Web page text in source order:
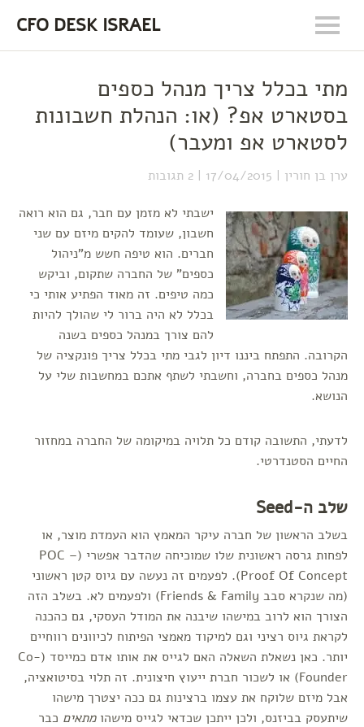
CFO DESK ISRAEL
מתי בכלל צריך מנהל כספים
בסטארט אפ? (או: הנהלת חשבונות
לסטארט אפ ומעבר)
ערן בן חורין 17/04/2015 2 תגובות
ישבתי לא מזמן עם חבר, גם הוא רואה
חשבון, שעומד להקים מיזם עם שני
חברים. הוא טיפה חשש מ"ניהול
כספים" של החברה שתקום, וביקש
כמה טיפים. זה מאוד הפתיע אותי כי
בכלל לא היה ברור לי שהולך להיות
להם צורך במנהל כספים בשנה
הקרובה. התפתח ביננו דיון לגבי מתי בכלל צריך פונקציה של
מנהל כספים בחברה, וחשבתי לשתף אתכם במחשבות שלי על
הנושא.
לדעתי, התשובה קודם כל תלויה במיקומה של החברה במחזור
החיים הסטנדרטי.
שלב ה-Seed
בשלב הראשון של חברה עיקר המאמץ הוא העמדת מוצר, או
לפחות גרסה ראשונית שלו שמוכיחה שהדבר אפשרי (POC –
Proof Of Concept). לפעמים זה נעשה עם גיוס קטן ראשוני
(מה שנקרא סבב Friends & Family) ולפעמים לא. בשלב הזה
הצורך הוא לרוב במישהו שיבנה את המודל העסקי, גם כהכנה
לקראת גיוס רציני וגם למיקוד מאמצי הפיתוח לכיוונים רווחיים
יותר. כאן נשאלת השאלה האם לגייס את אותו אדם כמייסד (Co-
Founder) או לשכור חברת ייעוץ חיצונית. זה תלוי בסיטואציה,
אבל מיזם שלוקח את עצמו ברצינות גם ככה יצטרך מישהו
שיתעסק בביזנס, ולכן ייתכן שכדאי לגייס מישהומתאים כבר